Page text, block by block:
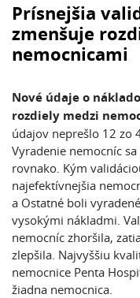
Prísnejšia
zmenšuje
nemocnicami
Nové údaje o
rozdiely medzi
údajov neprešlo 12 zo
Vyradenie nemocníc
rovnako. Kým
najefektívnejšia
a Ostatné boli
vysokými nákladmi.
nemocníc zhoršila,
zlepšila. Najvyššiu
nemocnice Penta
žiadna nemocnica.